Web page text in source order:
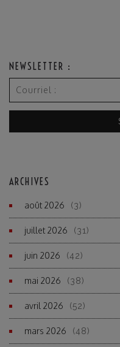
NEWSLETTER :
ARCHIVES
août 2026 (3)
juillet 2026 (31)
juin 2026 (42)
mai 2026 (38)
avril 2026 (52)
mars 2026 (48)